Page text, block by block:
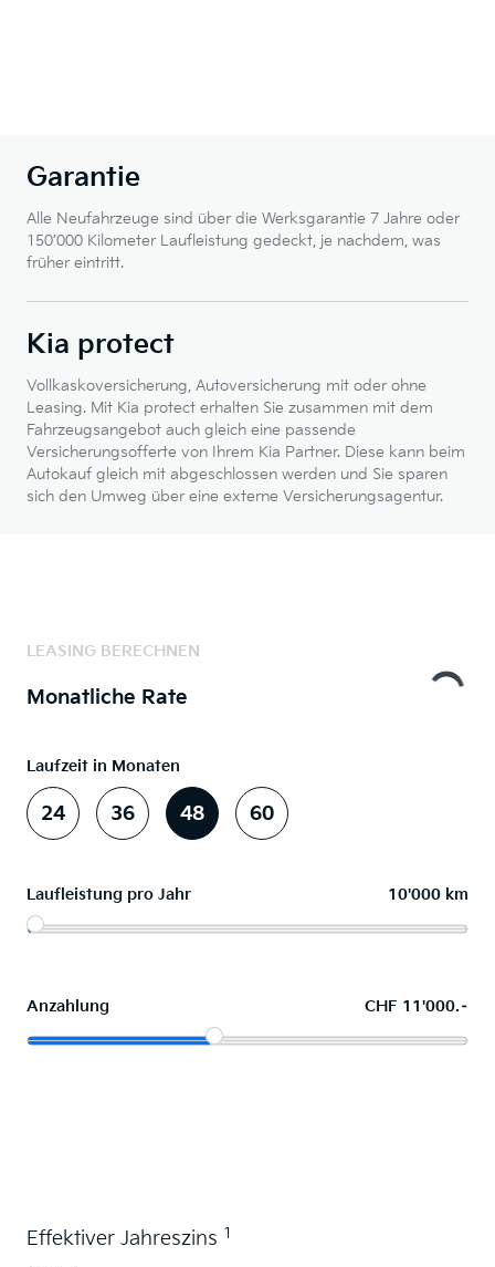
Garantie
Alle Neufahrzeuge sind über die Werksgarantie 7 Jahre oder
150’000 Kilometer Laufleistung gedeckt, je nachdem, was
früher eintritt.
Kia protect
Vollkaskoversicherung, Autoversicherung mit oder ohne
Leasing. Mit Kia protect erhalten Sie zusammen mit dem
Fahrzeugsangebot auch gleich eine passende
Versicherungsofferte von Ihrem Kia Partner. Diese kann beim
Autokauf gleich mit abgeschlossen werden und Sie sparen
sich den Umweg über eine externe Versicherungsagentur.
LEASING BERECHNEN
Monatliche Rate
Laufzeit in Monaten
24 36 48 60
Laufleistung pro Jahr 10'000 km
Anzahlung CHF 11'000.–
Effektiver Jahreszins 1